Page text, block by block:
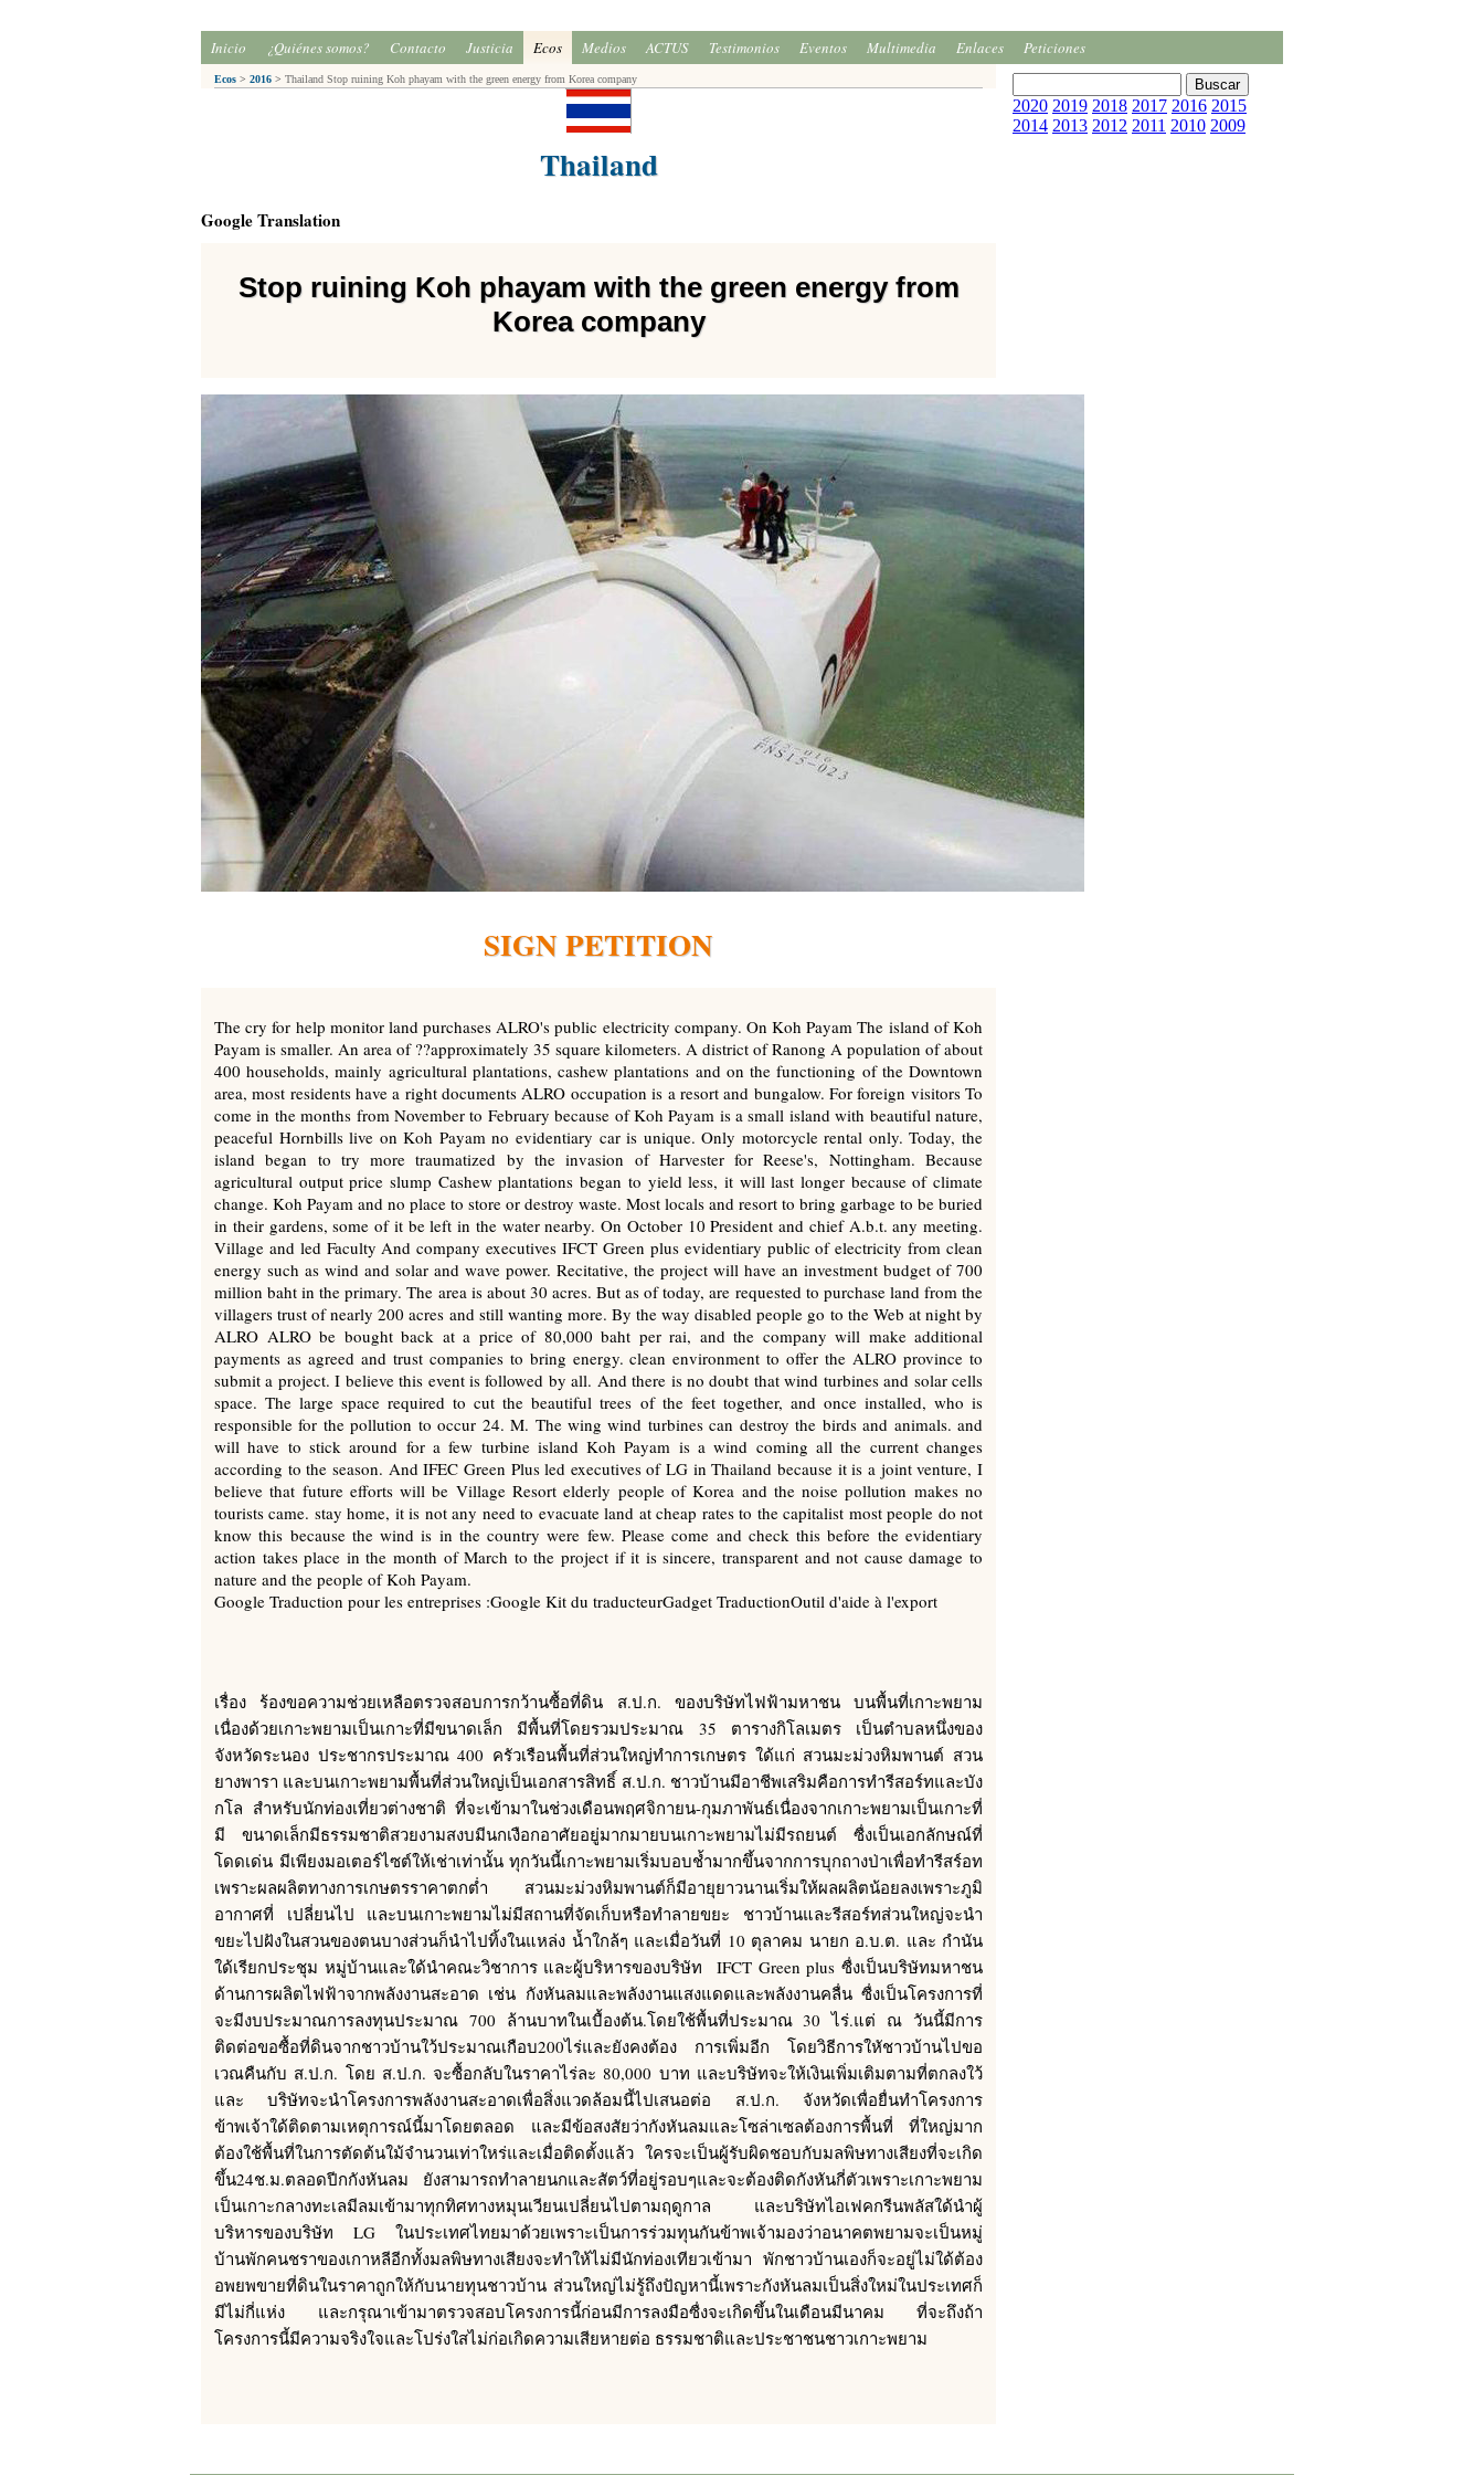
Inicio ¿Quiénes somos? Contacto Justicia Ecos Medios ACTUS Testimonios Eventos Multimedia Enlaces Peticiones
Ecos > 2016 > Thailand Stop ruining Koh phayam with the green energy from Korea company
Thailand
Google Translation
Stop ruining Koh phayam with the green energy from
Korea company
SIGN PETITION
The cry for help monitor land purchases ALRO's public electricity company. On Koh Payam The island of Koh
Payam is smaller. An area of ??approximately 35 square kilometers. A district of Ranong A population of about
400 households, mainly agricultural plantations, cashew plantations and on the functioning of the Downtown
area, most residents have a right documents ALRO occupation is a resort and bungalow. For foreign visitors To
come in the months from November to February because of Koh Payam is a small island with beautiful nature,
peaceful Hornbills live on Koh Payam no evidentiary car is unique. Only motorcycle rental only. Today, the
island began to try more traumatized by the invasion of Harvester for Reese's, Nottingham. Because
agricultural output price slump Cashew plantations began to yield less, it will last longer because of climate
change. Koh Payam and no place to store or destroy waste. Most locals and resort to bring garbage to be buried
in their gardens, some of it be left in the water nearby. On October 10 President and chief A.b.t. any meeting.
Village and led Faculty And company executives IFCT Green plus evidentiary public of electricity from clean
energy such as wind and solar and wave power. Recitative, the project will have an investment budget of 700
million baht in the primary. The area is about 30 acres. But as of today, are requested to purchase land from the
villagers trust of nearly 200 acres and still wanting more. By the way disabled people go to the Web at night by
ALRO ALRO be bought back at a price of 80,000 baht per rai, and the company will make additional
payments as agreed and trust companies to bring energy. clean environment to offer the ALRO province to
submit a project. I believe this event is followed by all. And there is no doubt that wind turbines and solar cells
space. The large space required to cut the beautiful trees of the feet together, and once installed, who is
responsible for the pollution to occur 24. M. The wing wind turbines can destroy the birds and animals. and
will have to stick around for a few turbine island Koh Payam is a wind coming all the current changes
according to the season. And IFEC Green Plus led executives of LG in Thailand because it is a joint venture, I
believe that future efforts will be Village Resort elderly people of Korea and the noise pollution makes no
tourists came. stay home, it is not any need to evacuate land at cheap rates to the capitalist most people do not
know this because the wind is in the country were few. Please come and check this before the evidentiary
action takes place in the month of March to the project if it is sincere, transparent and not cause damage to
nature and the people of Koh Payam.
Google Traduction pour les entreprises :Google Kit du traducteurGadget TraductionOutil d'aide à l'export
เรื่อง ร้องขอความช่วยเหลือตรวจสอบการกว้านซื้อที่ดิน ส.ป.ก. ของบริษัทไฟฟ้ามหาชน บนพื้นที่เกาะพยาม
เนื่องด้วยเกาะพยามเป็นเกาะที่มีขนาดเล็ก มีพื้นที่โดยรวมประมาณ 35 ตารางกิโลเมตร เป็นตำบลหนึ่งของ
จังหวัดระนอง ประชากรประมาณ 400 ครัวเรือนพื้นที่ส่วนใหญ่ทำการเกษตร ใด้แก่ สวนมะม่วงหิมพานต์ สวน
ยางพารา และบนเกาะพยามพื้นที่ส่วนใหญ่เป็นเอกสารสิทธิ์ ส.ป.ก. ชาวบ้านมีอาชีพเสริมคือการทำรีสอร์ทและบัง
กโล สำหรับนักท่องเที่ยวต่างชาติ ที่จะเข้ามาในช่วงเดือนพฤศจิกายน-กุมภาพันธ์เนื่องจากเกาะพยามเป็นเกาะที่
มี ขนาดเล็กมีธรรมชาติสวยงามสงบมีนกเงือกอาศัยอยู่มากมายบนเกาะพยามไม่มีรถยนต์ ซื่งเป็นเอกลักษณ์ที่
โดดเด่น มีเพียงมอเตอร์ไซต์ให้เช่าเท่านั้น ทุกวันนี้เกาะพยามเริ่มบอบช้ำมากขึ้นจากการบุกถางป่าเพื่อทำรีสร์อท
เพราะผลผลิตทางการเกษตรราคาตกต่ำ สวนมะม่วงหิมพานต์ก็มีอายุยาวนานเริ่มให้ผลผลิตน้อยลงเพราะภูมิ
อากาศที่ เปลี่ยนไป และบนเกาะพยามไม่มีสถานที่จัดเก็บหรือทำลายขยะ ชาวบ้านและรีสอร์ทส่วนใหญ่จะนำ
ขยะไปฝังในสวนของตนบางส่วนก็นำไปทิ้งในแหล่ง น้ำใกล้ๆ และเมื่อวันที่ 10 ตุลาคม นายก อ.บ.ต. และ กำนัน
ใด้เรียกประชุม หมู่บ้านและใด้นำคณะวิชาการ และผู้บริหารของบริษัท IFCT Green plus ซื่งเป็นบริษัทมหาชน
ด้านการผลิตไฟฟ้าจากพลังงานสะอาด เช่น กังหันลมและพลังงานแสงแดดและพลังงานคลื่น ซื่งเป็นโครงการที่
จะมีงบประมาณการลงทุนประมาณ 700 ล้านบาทในเบื้องต้น.โดยใช้พื้นที่ประมาณ 30 ไร่.แต่ ณ วันนี้มีการ
ติดต่อขอซื้อที่ดินจากชาวบ้านใว้ประมาณเกือบ200ไร่และยังคงต้อง การเพิ่มอีก โดยวิธีการใหัชาวบ้านไปขอ
เวณคืนกับ ส.ป.ก. โดย ส.ป.ก. จะซื้อกลับในราคาไร่ละ 80,000 บาท และบริษัทจะให้เงินเพิ่มเติมตามที่ตกลงใว้
และ บริษัทจะนำโครงการพลังงานสะอาดเพื่อสิ่งแวดล้อมนี้ไปเสนอต่อ ส.ป.ก. จังหวัดเพื่อยื่นทำโครงการ
ข้าพเจ้าใด้ติดตามเหตุการณ์นี้มาโดยตลอด และมีข้อสงสัยว่ากังหันลมและโซล่าเซลต้องการพื้นที่ ที่ใหญ่มาก
ต้องใช้พื้นที่ในการตัดต้นใม้จำนวนเท่าใหร่และเมื่อติดตั้งแล้ว ใครจะเป็นผู้รับผิดชอบกับมลพิษทางเสียงที่จะเกิด
ขึ้น24ช.ม.ตลอดปีกกังหันลม ยังสามารถทำลายนกและสัตว์ที่อยู่รอบๆและจะต้องติดกังหันกี่ตัวเพราะเกาะพยาม
เป็นเกาะกลางทะเลมีลมเข้ามาทุกทิศทางหมุนเวียนเปลี่ยนไปตามฤดูกาล และบริษัทไอเฟคกรีนพลัสใด้นำผู้
บริหารของบริษัท LG ในประเทศไทยมาด้วยเพราะเป็นการร่วมทุนกันข้าพเจ้ามองว่าอนาคตพยามจะเป็นหมู่
บ้านพักคนชราของเกาหลีอีกทั้งมลพิษทางเสียงจะทำให้ไม่มีนักท่องเทียวเข้ามา พักชาวบ้านเองก็จะอยู่ไม่ใด้ต้อง
อพยพขายที่ดินในราคาถูกให้กับนายทุนชาวบ้าน ส่วนใหญ่ไม่รู้ถึงปัญหานี้เพราะกังหันลมเป็นสิ่งใหม่ในประเทศก็
มีไม่กี่แห่ง และกรุณาเข้ามาตรวจสอบโครงการนี้ก่อนมีการลงมือซื่งจะเกิดขึ้นในเดือนมีนาคม ที่จะถึงถ้า
โครงการนี้มีความจริงใจและโปร่งใสไม่ก่อเกิดความเสียหายต่อ ธรรมชาติและประชาชนชาวเกาะพยาม